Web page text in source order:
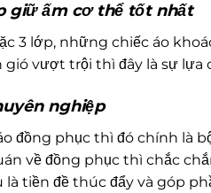
giữ ấm cơ thể tốt nhất
3 lớp, những chiếc áo
gió vượt trội thì đây là sự
nghiệp
đồng phục thì đó chính là
về đồng phục thì chắc
là tiền đề thúc đẩy và góp